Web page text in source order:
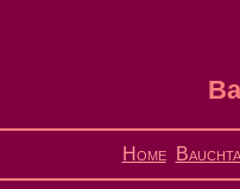
Home